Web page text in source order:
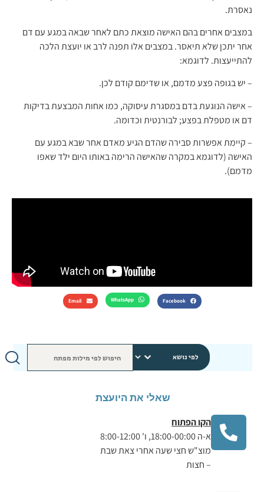
שאלי את היועצת
הקו הפתוח
א-ה 18:00-00:00, ו' 8:00-12:00
מוצ"ש חצי שעה אחרי צאת שבת
– חצות
נאסרת.
במצבים אחרים בהם האישה מוצאת כתם לאחר שבאה במגע עם דם
אחר יתכן שלא תיאסר. במצבים אלו תפנה לרב או יועצת הלכה
להתייעצות. לדוגמא:
– יש בגופה פצע מדמם, או שדימם קודם לכן.
– אישה הנוגעת בדם במסגרת עיסוקה, כמו אחות המבצעת בדיקות
דם או מטפלת בפצע; לבורנטית וכדומה.
– קיימת אפשרות סבירה שהדם הגיע מאדם אחר שבא במגע עם
האישה (לדוגמא במקרה שהאישה הרימה באותו היום ילד שאפו
מדמם).
Facebook
WhatsApp
Email